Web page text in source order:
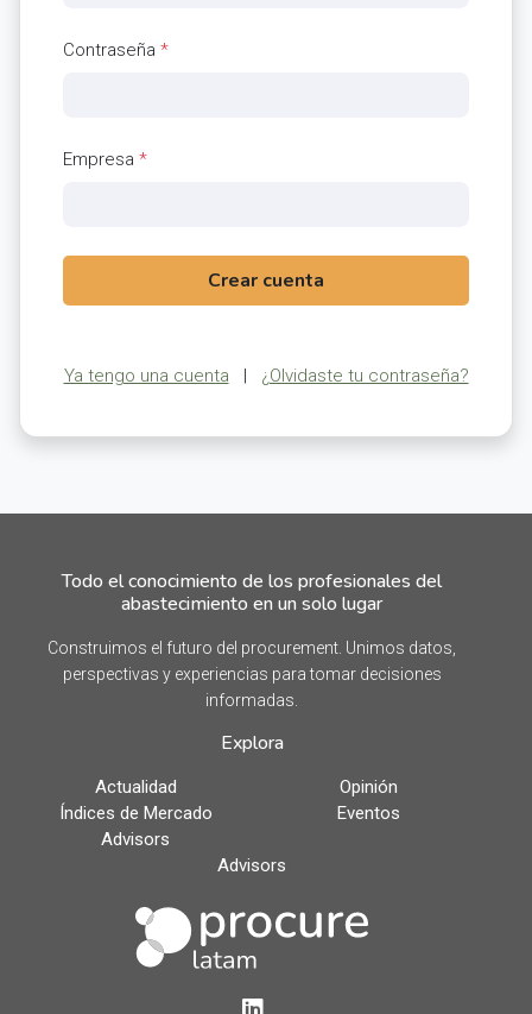
Contraseña *
Empresa *
Crear cuenta
Ya tengo una cuenta | ¿Olvidaste tu contraseña?
Todo el conocimiento de los profesionales del
abastecimiento en un solo lugar
Construimos el futuro del procurement. Unimos datos,
perspectivas y experiencias para tomar decisiones
informadas.
Explora
Actualidad
Opinión
Índices de Mercado
Eventos
Advisors
Advisors
LinkedIn